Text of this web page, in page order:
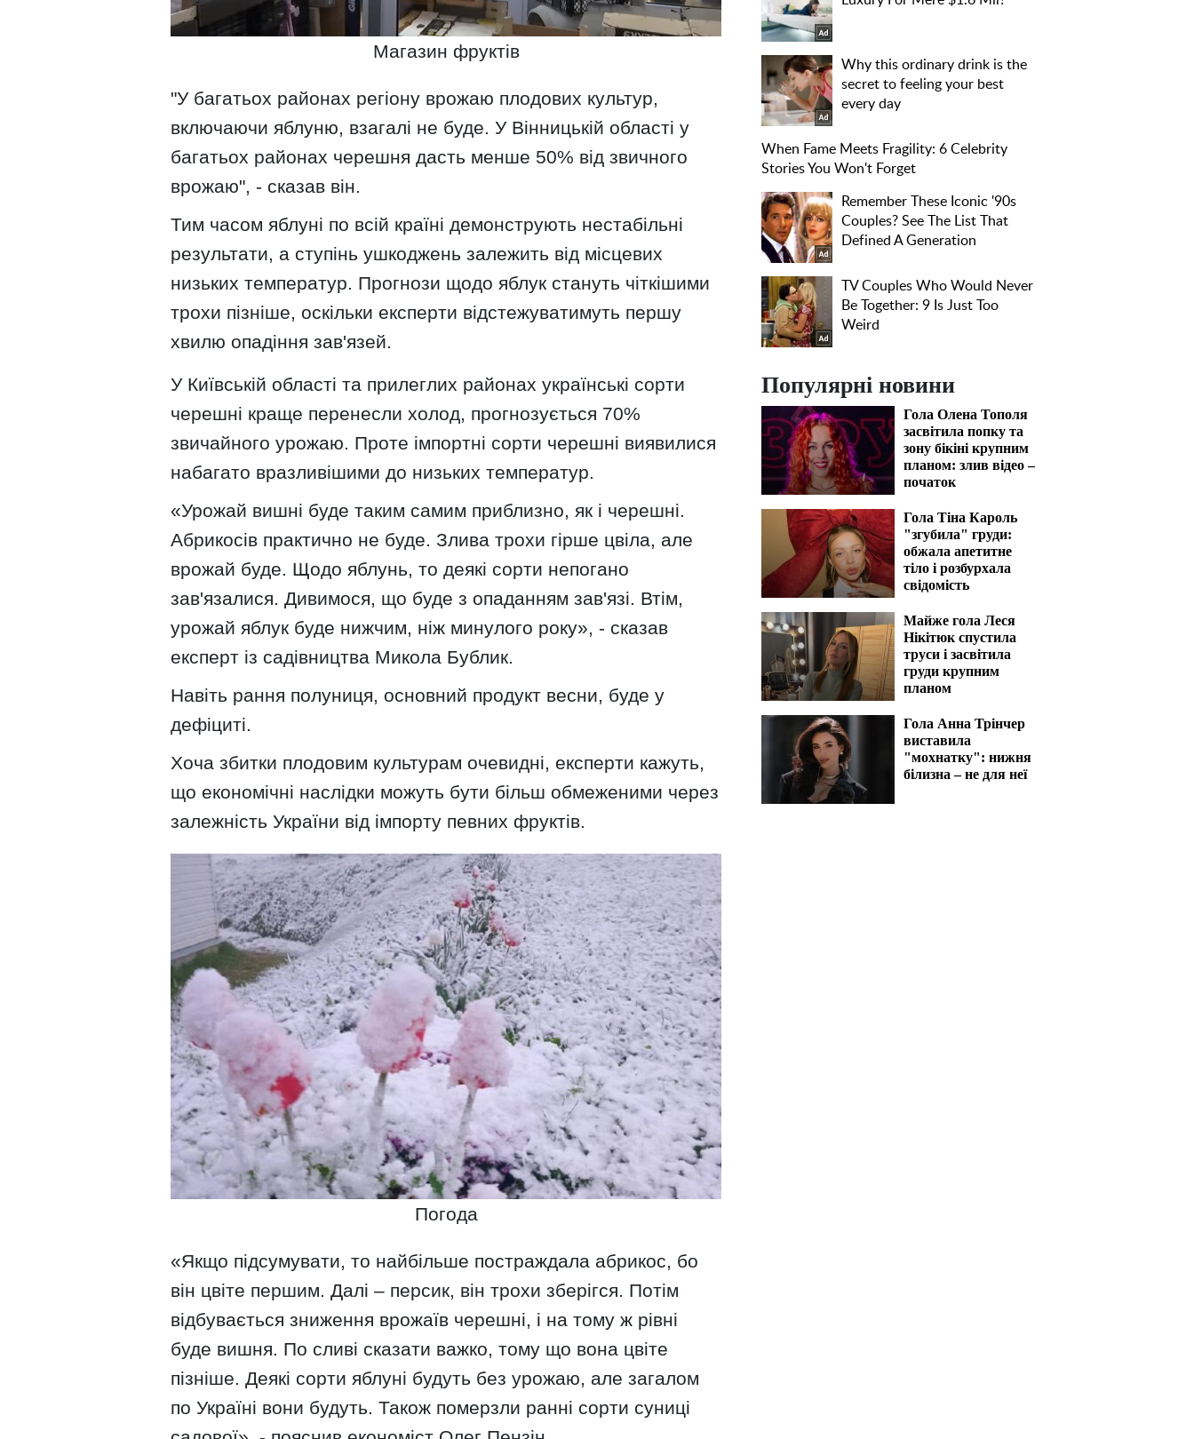
Магазин фруктів
"У багатьох районах регіону врожаю плодових культур,
включаючи яблуню, взагалі не буде. У Вінницькій області у
багатьох районах черешня дасть менше 50% від звичного
врожаю", - сказав він.
Тим часом яблуні по всій країні демонструють нестабільні
результати, а ступінь ушкоджень залежить від місцевих
низьких температур. Прогнози щодо яблук стануть чіткішими
трохи пізніше, оскільки експерти відстежуватимуть першу
хвилю опадіння зав'язей.
У Київській області та прилеглих районах українські сорти
черешні краще перенесли холод, прогнозується 70%
звичайного урожаю. Проте імпортні сорти черешні виявилися
набагато вразливішими до низьких температур.
«Урожай вишні буде таким самим приблизно, як і черешні.
Абрикосів практично не буде. Злива трохи гірше цвіла, але
врожай буде. Щодо яблунь, то деякі сорти непогано
зав'язалися. Дивимося, що буде з опаданням зав'язі. Втім,
урожай яблук буде нижчим, ніж минулого року», - сказав
експерт із садівництва Микола Бублик.
Навіть рання полуниця, основний продукт весни, буде у
дефіциті.
Хоча збитки плодовим культурам очевидні, експерти кажуть,
що економічні наслідки можуть бути більш обмеженими через
залежність України від імпорту певних фруктів.
Погода
«Якщо підсумувати, то найбільше постраждала абрикос, бо
він цвіте першим. Далі – персик, він трохи зберігся. Потім
відбувається зниження врожаїв черешні, і на тому ж рівні
буде вишня. По сливі сказати важко, тому що вона цвіте
пізніше. Деякі сорти яблуні будуть без урожаю, але загалом
по Україні вони будуть. Також померзли ранні сорти суниці
Популярні новини
Гола Олена Тополя
засвітила попку та
зону бікіні крупним
планом: злив відео –
початок
Гола Тіна Кароль
"згубила" груди:
обжала апетитне
тіло і розбурхала
свідомість
Майже гола Леся
Нікітюк спустила
труси і засвітила
груди крупним
планом
Гола Анна Трінчер
виставила
"мохнатку": нижня
білизна – не для неї